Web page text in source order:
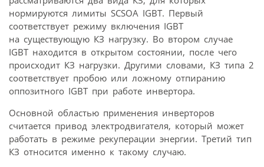
нормируются лимиты SCSOA IGBT. Первый
соответствует режиму включения IGBT
на существующую КЗ нагрузку. Во втором случае
IGBT находится в открытом состоянии, после чего
происходит КЗ нагрузки. Другими словами, КЗ типа 2
соответствует пробою или ложному отпиранию
оппозитного IGBT при работе инвертора.
Основной областью применения инверторов
считается привод электродвигателя, который может
работать в режиме рекуперации энергии. Третий тип
КЗ относится именно к такому случаю.